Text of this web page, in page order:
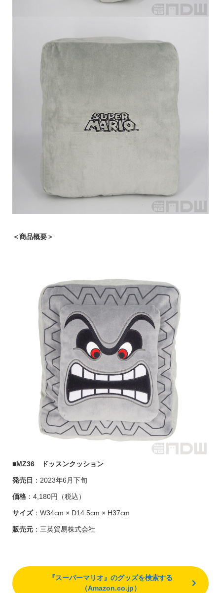
＜商品概要＞
■MZ36 ドッスンクッション
発売日 ：2023年6月下旬
価格：4,180円（税込）
サイズ：W34cm × D14.5cm × H37cm
販売元：三英貿易株式会社
『スーパーマリオ』のグッズを検索する
（Amazon.co.jp）